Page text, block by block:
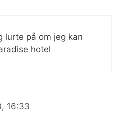
lurte på om jeg kan
hotel
16:33